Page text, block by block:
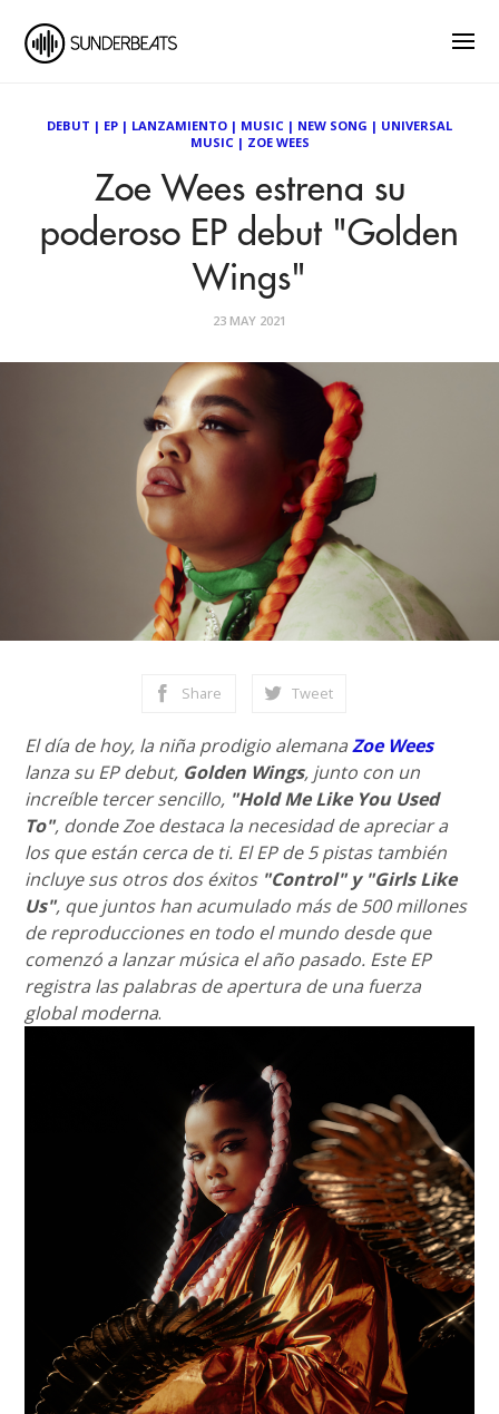
DEBUT | EP | LANZAMIENTO | MUSIC | NEW SONG | UNIVERSAL
MUSIC| ZOE WEES
Zoe Wees estrena su
poderoso EP debut "Golden
Wings"
23 MAY 2021
Share Tweet
El día de hoy, la niña prodigio alemanaZoe Wees
lanza su EP debut, Golden Wings, junto con un
increíble tercer sencillo, "Hold Me Like You Used
To", donde Zoe destaca la necesidad de apreciar a
los que están cerca de ti. El EP de 5 pistas también
incluye sus otros dos éxitos "Control" y "Girls Like
Us", que juntos han acumulado más de 500 millones
de reproducciones en todo el mundo desde que
comenzó a lanzar música el año pasado. Este EP
registra las palabras de apertura de una fuerza
global moderna.